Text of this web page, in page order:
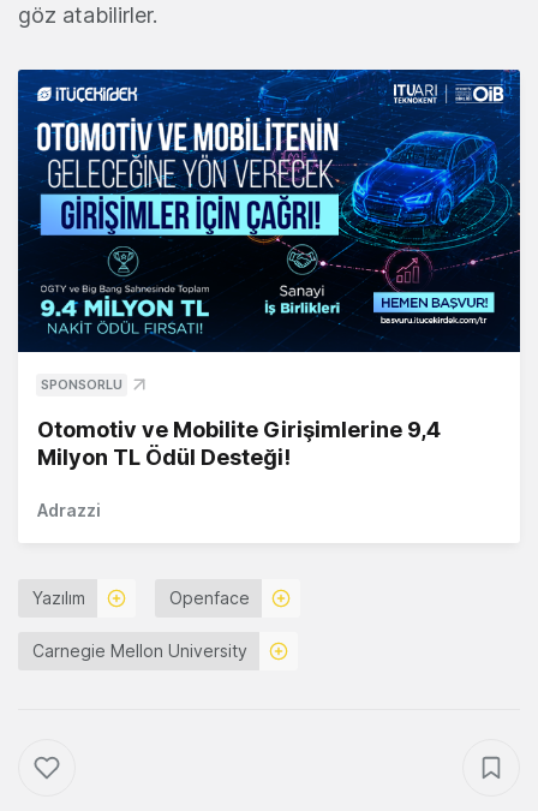
göz atabilirler.
SPONSORLU
Otomotiv ve Mobilite Girişimlerine 9,4
Milyon TL Ödül Desteği!
Adrazzi
Yazılım Openface
Carnegie Mellon University